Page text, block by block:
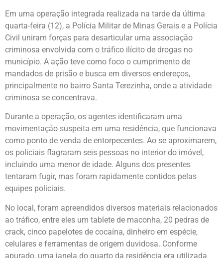
Em uma operação integrada realizada na tarde da última
quarta-feira (12), a Polícia Militar de Minas Gerais e a Polícia
Civil uniram forças para desarticular uma associação
criminosa envolvida com o tráfico ilícito de drogas no
município. A ação teve como foco o cumprimento de
mandados de prisão e busca em diversos endereços,
principalmente no bairro Santa Terezinha, onde a atividade
criminosa se concentrava.
Durante a operação, os agentes identificaram uma
movimentação suspeita em uma residência, que funcionava
como ponto de venda de entorpecentes. Ao se aproximarem,
os policiais flagraram seis pessoas no interior do imóvel,
incluindo uma menor de idade. Alguns dos presentes
tentaram fugir, mas foram rapidamente contidos pelas
equipes policiais.
No local, foram apreendidos diversos materiais relacionados
ao tráfico, entre eles um tablete de maconha, 20 pedras de
crack, cinco papelotes de cocaína, dinheiro em espécie,
celulares e ferramentas de origem duvidosa. Conforme
apurado, uma janela do quarto da residência era utilizada